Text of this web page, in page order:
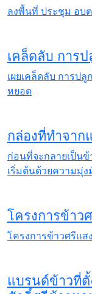
ลงพื้นที่ ประชุม อบ
เคล็ดลับ การ
เผยเคล็ดลับ การป
หยอด
กล่องที่ทำจาก
ก่อนที่จะกลายเป็น
เริ่มต้นด้วยความมุ่
โครงการข้าว
โครงการข้าวศรีแ
แบรนด์ข้าวที่ตั้